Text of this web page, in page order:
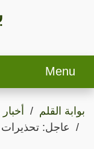
Menu
بوابة القلم
عاجل: تحذيرات